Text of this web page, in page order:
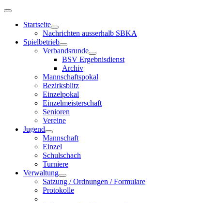
Startseite
Nachrichten ausserhalb SBKA
Spielbetrieb
Verbandsrunde
BSV Ergebnisdienst
Archiv
Mannschaftspokal
Bezirksblitz
Einzelpokal
Einzelmeisterschaft
Senioren
Vereine
Jugend
Mannschaft
Einzel
Schulschach
Turniere
Verwaltung
Satzung / Ordnungen / Formulare
Protokolle